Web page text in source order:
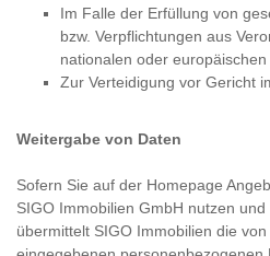
Im Falle der Erfüllung von
bzw. Verpflichtungen aus
nationalen oder
Zur Verteidigung vor Gericht
Weitergabe von Daten
Sofern Sie auf der Homepage
SIGO Immobilien GmbH nutzen
übermittelt SIGO Immobilien die